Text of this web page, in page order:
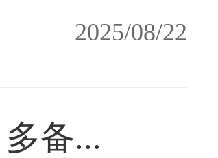
2025/08/22
备...